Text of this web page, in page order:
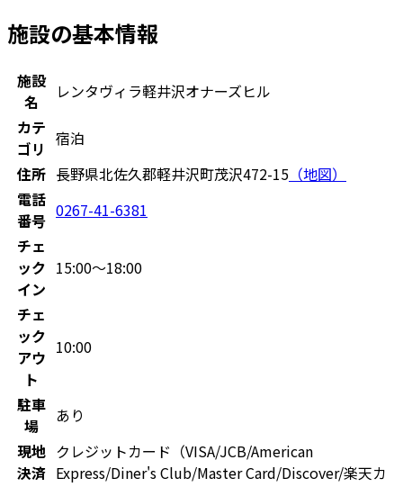
施設の基本情報
施設
名
レンタヴィラ軽井沢オナーズヒル
カテ
ゴリ 宿泊
住所 長野県北佐久郡軽井沢町茂沢472-15 （地図）
電話
番号 0267-41-6381
チェ
ック
イン
15:00〜18:00
チェ
ック
アウ
ト
10:00
駐車
場
あり
現地
決済
クレジットカード（VISA/JCB/American
Express/Diner's Club/Master Card/Discover/楽天カ